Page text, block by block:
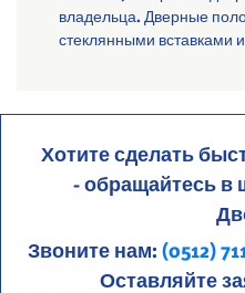
владельца. Дверные
стеклянными вставками
Хотите сделать
- обращайтесь
Звоните нам: (0512)
Оставляйте